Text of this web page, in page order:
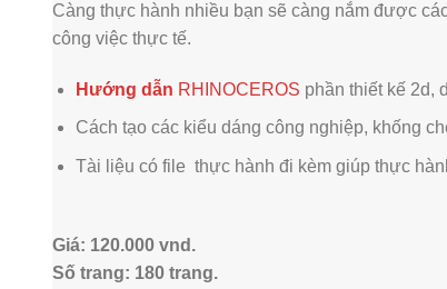
Càng thực hành nhiều bạn sẽ càng nắm được
công việc thực tế.
Hướng dẫn RHINOCEROS phần thiết kế 2d,
Cách tạo các kiểu dáng công nghiệp, khống
Tài liệu có file thực hành đi kèm giúp thực
Giá: 120.000 vnd.
Số trang: 180 trang.